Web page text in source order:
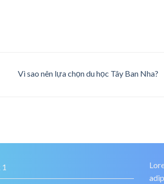
Vì sao nên lựa chọn du học Tây Ban Nha?